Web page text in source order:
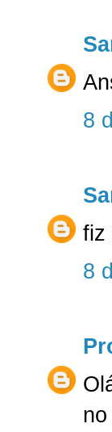
8
fiz
8